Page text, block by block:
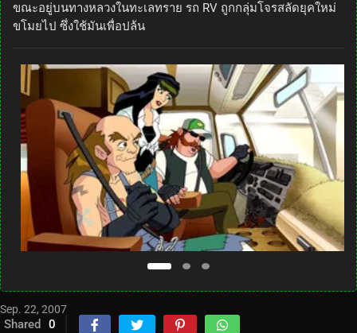
ขณะอยู่บนทางหลวงในทะเลทราย รถ RV ถูกกลุ่มโจรสลัดยุคใหม่
ขโมยไป ซึ่งใช้มันเพื่อปล้น
Sep. 22, 2007
Shared 0